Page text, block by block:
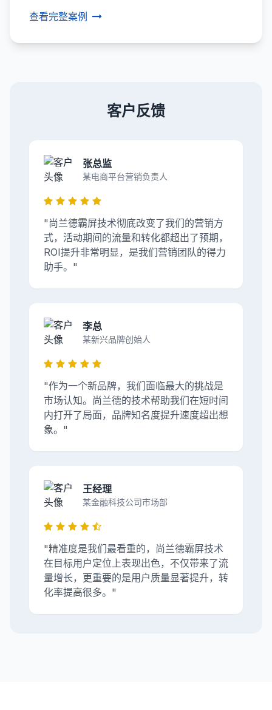
查看完整案例
客户反馈
张总监
某电商平台营销负责人
"尚兰德霸屏技术彻底改变了我们的营销方
式，活动期间的流量和转化都超出了预期，
ROI提升非常明显，是我们营销团队的得力
助手。"
李总
某新兴品牌创始人
"作为一个新品牌，我们面临最大的挑战是
市场认知。尚兰德的技术帮助我们在短时间
内打开了局面，品牌知名度提升速度超出想
象。"
王经理
某金融科技公司市场部
"精准度是我们最看重的，尚兰德霸屏技术
在目标用户定位上表现出色，不仅带来了流
量增长，更重要的是用户质量显著提升，转
化率提高很多。"